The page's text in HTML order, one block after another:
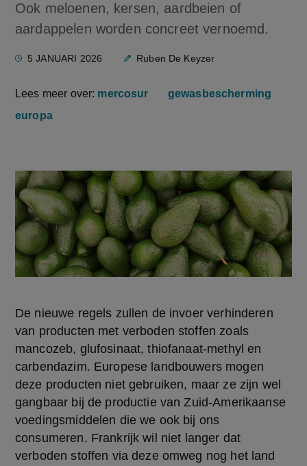
Ook meloenen, kersen, aardbeien of
aardappelen worden concreet vernoemd.
5 JANUARI 2026 Ruben De Keyzer
Lees meer over: mercosur
gewasbescherming
europa
De nieuwe regels zullen de invoer verhinderen
van producten met verboden stoffen zoals
mancozeb, glufosinaat, thiofanaat-methyl en
carbendazim. Europese landbouwers mogen
deze producten niet gebruiken, maar ze zijn wel
gangbaar bij de productie van Zuid-Amerikaanse
voedingsmiddelen die we ook bij ons
consumeren. Frankrijk wil niet langer dat
verboden stoffen via deze omweg nog het land